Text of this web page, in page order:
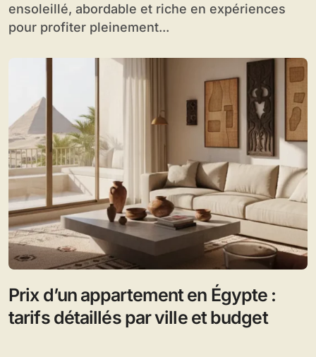
ensoleillé, abordable et riche en expériences
pour profiter pleinement...
Prix d’un appartement en Égypte :
tarifs détaillés par ville et budget